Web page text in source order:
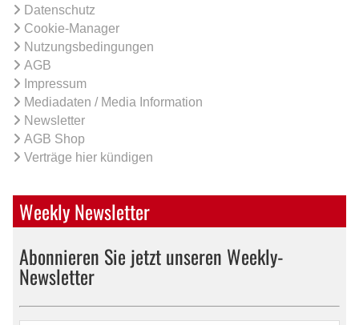
Datenschutz
Cookie-Manager
Nutzungsbedingungen
AGB
Impressum
Mediadaten / Media Information
Newsletter
AGB Shop
Verträge hier kündigen
Weekly Newsletter
Abonnieren Sie jetzt unseren Weekly-
Newsletter